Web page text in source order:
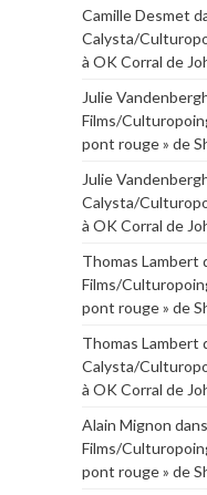
Camille Desmet
Calysta/
à OK Corral de
Julie
Films/
pont rouge » de
Julie
Calysta/
à OK Corral de
Thomas Lambert
Films/
pont rouge » de
Thomas Lambert
Calysta/
à OK Corral de
Alain Mignon dans
Films/
pont rouge » de